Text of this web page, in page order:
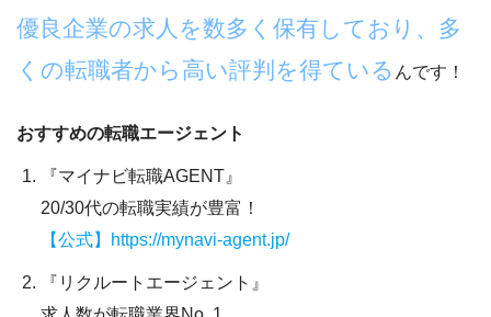
優良企業の求人を数多く保有しており、多
くの転職者から高い評判を得ている んです！
おすすめの転職エージェント
『マイナビ転職AGENT』
20/30代の転職実績が豊富！
【公式】https://mynavi-agent.jp/
『リクルートエージェント』